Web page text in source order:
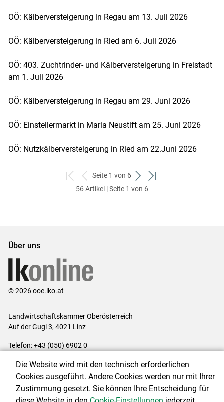
OÖ: Kälberversteigerung in Regau am 13. Juli 2026
OÖ: Kälberversteigerung in Ried am 6. Juli 2026
OÖ: 403. Zuchtrinder- und Kälberversteigerung in Freistadt
am 1. Juli 2026
OÖ: Kälberversteigerung in Regau am 29. Juni 2026
OÖ: Einstellermarkt in Maria Neustift am 25. Juni 2026
OÖ: Nutzkälberversteigerung in Ried am 22.Juni 2026
zum
ersten
zurück
zum
Seite 1 von 6
weiter
zum
zum
56 Artikel | Seite 1 von 6
Über uns
© 2026 ooe.lko.at
Landwirtschaftskammer Oberösterreich
Auf der Gugl 3, 4021 Linz
Telefon: +43 (050) 6902 0
Impressum|Kontakt|Gewinnspiele|Datenschutzerklärung |
Barrierefreiheit
Cookie-Einstellungen
Die Website wird mit den technisch erforderlichen
Cookies ausgeführt. Andere Cookies werden nur mit Ihrer
Zustimmung gesetzt. Sie können Ihre Entscheidung für